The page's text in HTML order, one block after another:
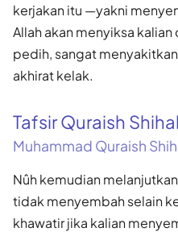
kerjakan itu —yakni
Allah akan menyiksa
pedih, sangat
akhirat kelak.
Tafsir Quraish
Muhammad Quraish
Nûh kemudian
tidak menyembah selain
khawatir jika kalian